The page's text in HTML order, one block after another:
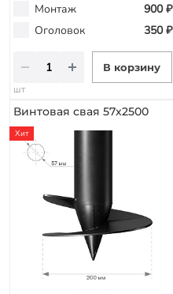
Монтаж
900 ₽
Оголовок
350 ₽
В корзину
шт
Винтовая свая 57х2500
Хит